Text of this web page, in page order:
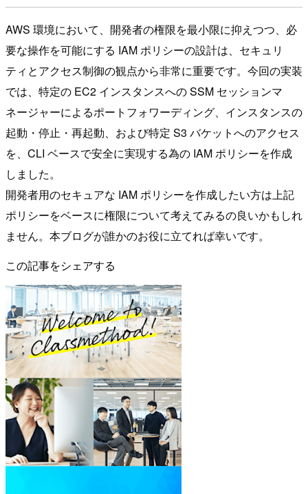
AWS 環境において、開発者の権限を最小限に抑えつつ、必
要な操作を可能にする IAM ポリシーの設計は、セキュリ
ティとアクセス制御の観点から非常に重要です。今回の実装
では、特定の EC2 インスタンスへの SSM セッションマ
ネージャーによるポートフォワーディング、インスタンスの
起動・停止・再起動、および特定 S3 バケットへのアクセス
を、CLI ベースで安全に実現する為の IAM ポリシーを作成
しました。
開発者用のセキュアな IAM ポリシーを作成したい方は上記
ポリシーをベースに権限について考えてみるの良いかもしれ
ません。本ブログが誰かのお役に立てれば幸いです。
この記事をシェアする